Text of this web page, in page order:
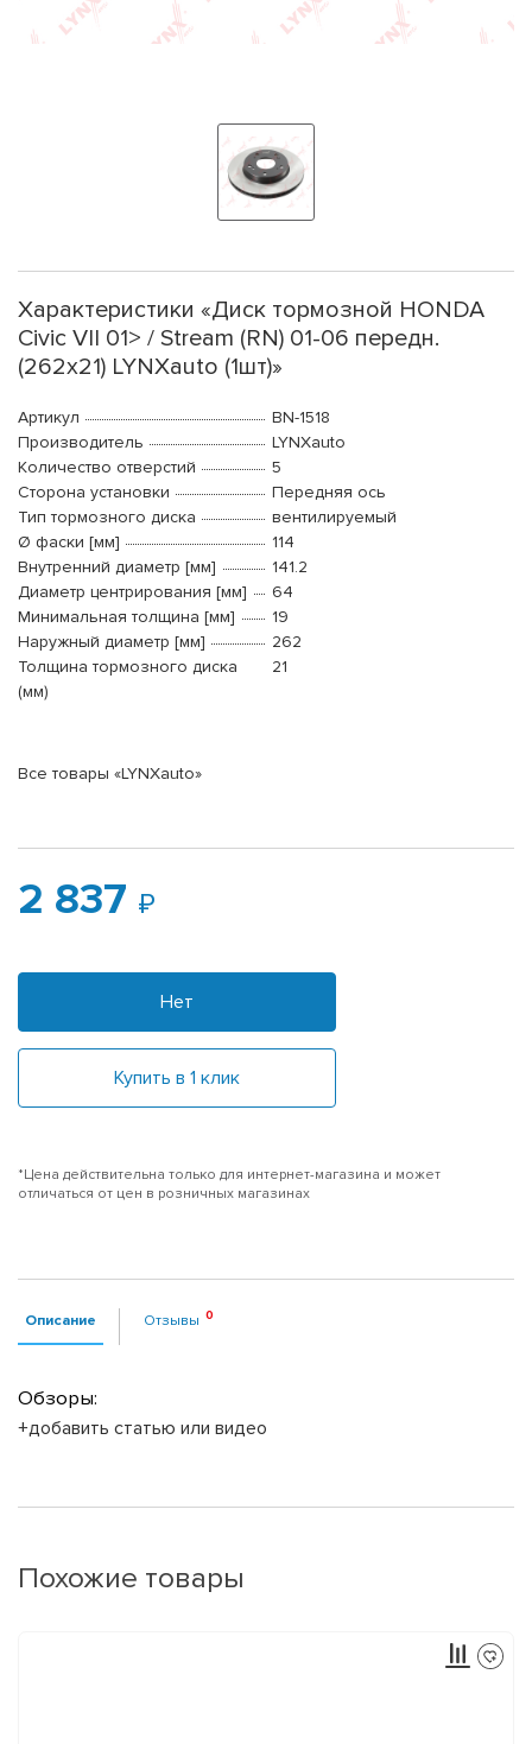
Характеристики «Диск тормозной HONDA
Civic VII 01> / Stream (RN) 01-06 передн.
(262x21) LYNXauto (1шт)»
Артикул
BN-1518
Производитель
LYNXauto
Количество отверстий
5
Сторона установки
Передняя ось
Тип тормозного диска
вентилируемый
Ø фаски [мм]
114
Внутренний диаметр [мм]
141.2
Диаметр центрирования [мм]
64
Минимальная толщина [мм]
19
Наружный диаметр [мм]
262
Толщина тормозного диска
(мм)
21
Все товары «LYNXauto»
2 837
Нет
Купить в 1 клик
*Цена действительна только для интернет-магазина и может
отличаться от цен в розничных магазинах
Описание Отзывы
Обзоры:
+добавить статью или видео
Похожие товары